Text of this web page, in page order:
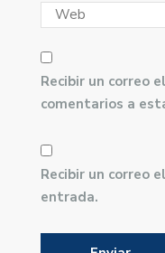
Recibir un correo
comentarios a
Recibir un correo
entrada.